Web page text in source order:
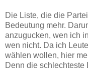
Die Liste, die die
Bedeutung mehr.
anzugucken, wen ich
wen nicht. Da ich
wählen wollen, hier
Denn die schlechteste